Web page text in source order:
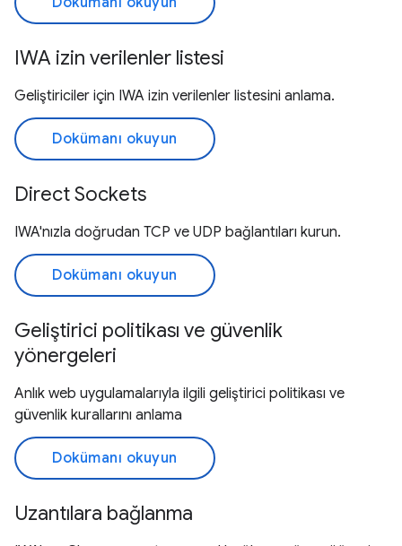
IWA izin verilenler listesi
Geliştiriciler için IWA izin verilenler listesini anlama.
Dokümanı okuyun
Direct Sockets
IWA'nızla doğrudan TCP ve UDP bağlantıları kurun.
Dokümanı okuyun
Geliştirici politikası ve güvenlik
yönergeleri
Anlık web uygulamalarıyla ilgili geliştirici politikası ve
güvenlik kurallarını anlama
Dokümanı okuyun
Uzantılara bağlanma